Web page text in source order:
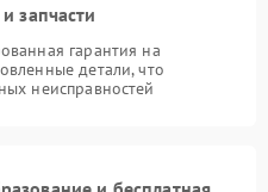
запчасти
гарантия на
детали, что
неисправностей